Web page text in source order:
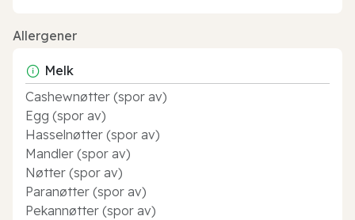
Allergener
Melk
Cashewnøtter (spor av)
Egg (spor av)
Hasselnøtter (spor av)
Mandler (spor av)
Nøtter (spor av)
Paranøtter (spor av)
Pekannøtter (spor av)